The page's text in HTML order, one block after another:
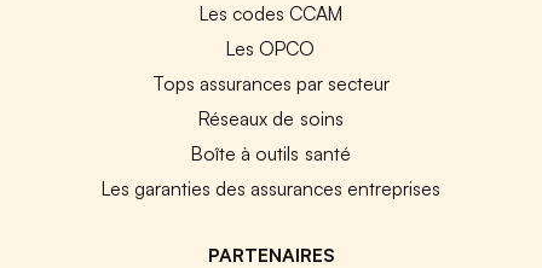
Les codes CCAM
Les OPCO
Tops assurances par secteur
Réseaux de soins
Boîte à outils santé
Les garanties des assurances entreprises
PARTENAIRES